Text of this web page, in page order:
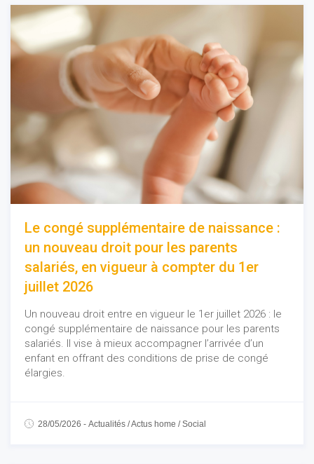
Le congé supplémentaire de naissance :
un nouveau droit pour les parents
salariés, en vigueur à compter du 1er
juillet 2026
Un nouveau droit entre en vigueur le 1er juillet 2026 : le
congé supplémentaire de naissance pour les parents
salariés. Il vise à mieux accompagner l’arrivée d’un
enfant en offrant des conditions de prise de congé
élargies.
28/05/2026 - Actualités /Actus home /Social